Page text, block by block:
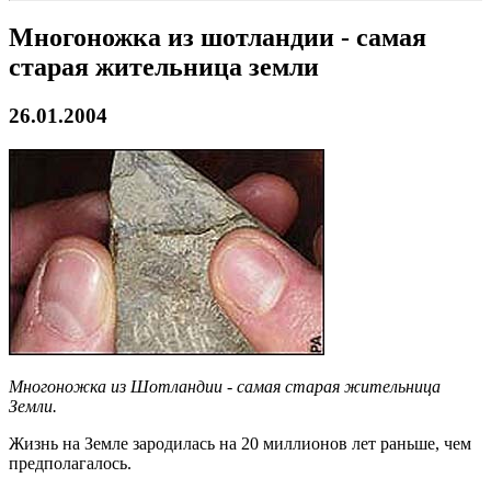
Многоножка из шотландии - самая
старая жительница земли
26.01.2004
Многоножка из Шотландии - самая старая жительница
Земли.
Жизнь на Земле зародилась на 20 миллионов лет раньше, чем
предполагалось.